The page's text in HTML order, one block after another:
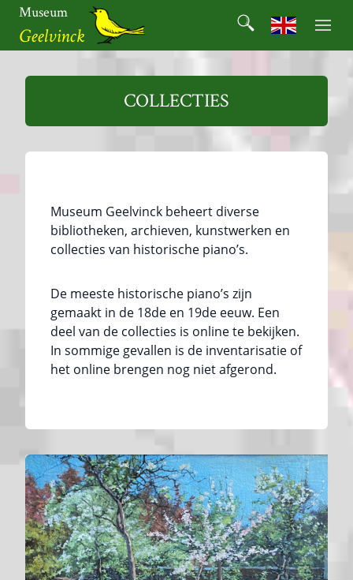
naar
de
Museum
Geelvinck
Geelvinck
Search
Search for:
COLLECTIES
Museum Geelvinck beheert diverse
bibliotheken, archieven, kunstwerken en
collecties van historische piano’s.
De meeste historische piano’s zijn
gemaakt in de 18de en 19de eeuw. Een
deel van de collecties is online te bekijken.
In sommige gevallen is de inventarisatie of
het online brengen nog niet afgerond.